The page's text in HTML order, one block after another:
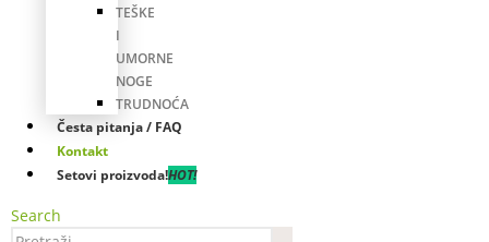
TEŠKE
I
UMORNE
NOGE
TRUDNOĆA
Česta pitanja / FAQ
Kontakt
Setovi proizvoda!HOT!
Search